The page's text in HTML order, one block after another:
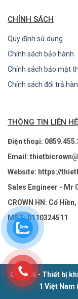
CHÍNH SÁCH
Quy định sử dụng
Chính sách bảo hành
Chính sách bảo mật
Chính sách đổi trả
THÔNG TIN LIÊN HỆ
Điện thoại:
Email:
Website: https://
Sales Engineer - Mr
CROWN HN: Cổ
MST: 0110324511
CROWN - Thiết bị
1 Việt Nam